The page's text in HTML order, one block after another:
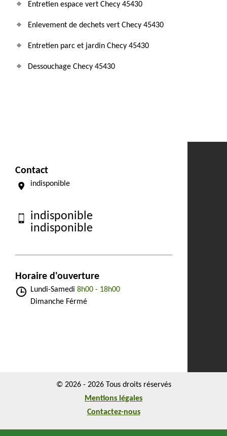
Entretien espace vert Checy 45430
Enlevement de dechets vert Checy 45430
Entretien parc et jardin Checy 45430
Dessouchage Checy 45430
Contact
indisponible
indisponible
indisponible
Horaire d'ouverture
Lundi-Samedi 8h00 - 18h00
Dimanche Férmé
© 2026 - 2026 Tous droits réservés
Mentions légales
Contactez-nous